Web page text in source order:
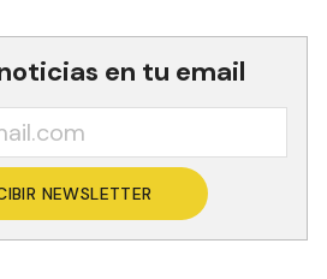
en tu email
NEWSLETTER